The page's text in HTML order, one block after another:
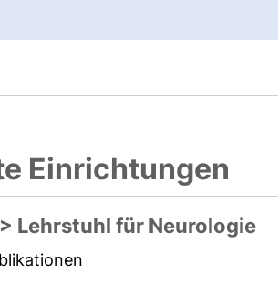
Einrichtungen
Lehrstuhl für Neurologie